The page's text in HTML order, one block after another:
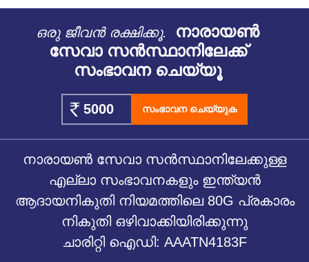
ഒരു ജീവൻ രക്ഷിക്കൂ.
നാരായൺ
സേവാ സൻസ്ഥാനിലേക്ക്
സംഭാവന ചെയ്യൂ
സംഭാവന ചെയ്യുക
നാരായൺ സേവാ സൻസ്ഥാനിലേക്കുള്ള
എല്ലാ സംഭാവനകളും ഇന്ത്യൻ
ആദായനികുതി നിയമത്തിലെ 80G പ്രകാരം
നികുതി ഒഴിവാക്കിയിരിക്കുന്നു
ചാരിറ്റി ഐഡി: AAATN4183F